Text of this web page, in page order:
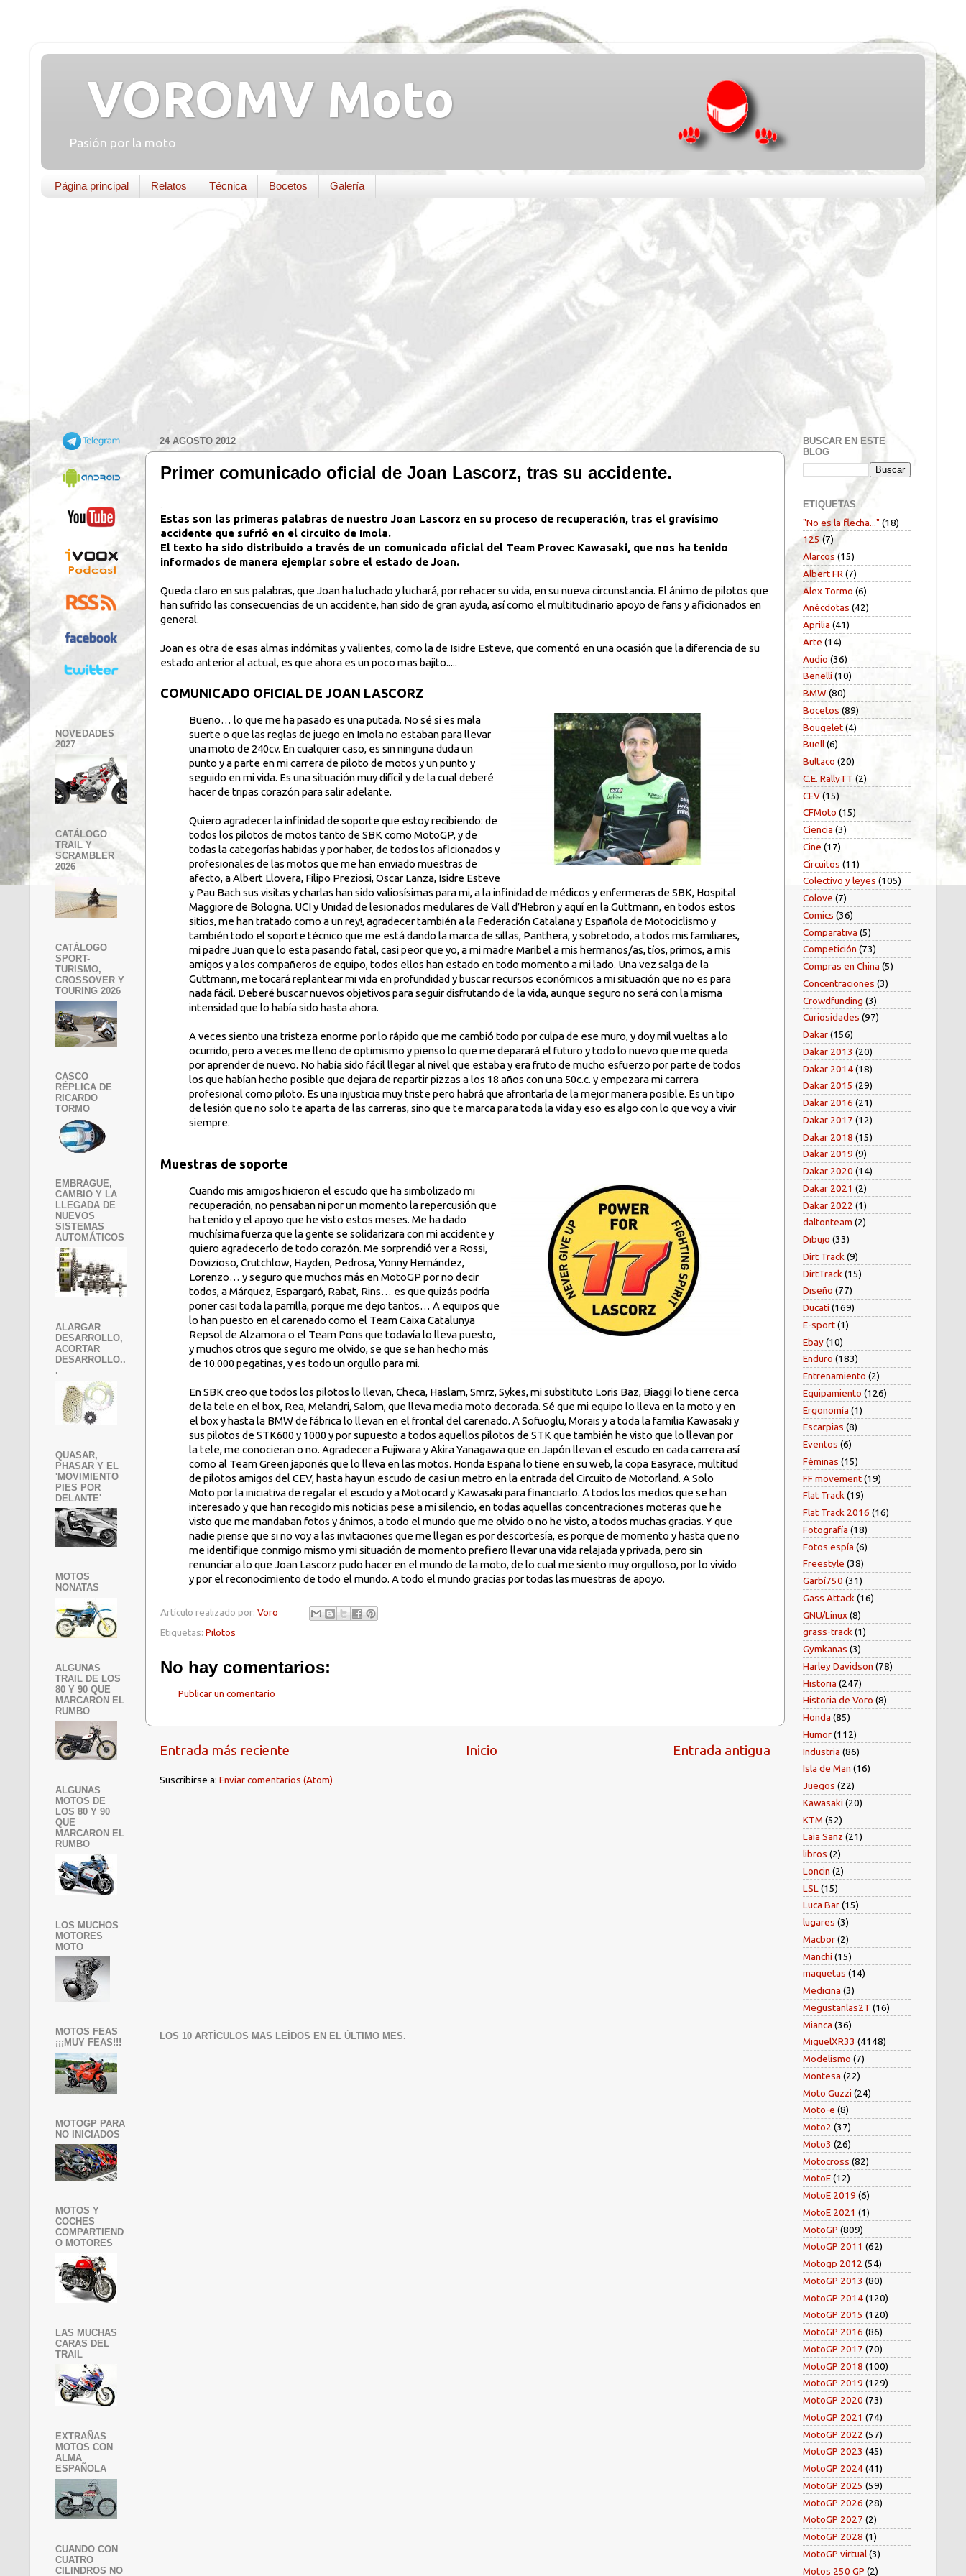
VOROMV Moto
Pasión por la moto
Página principal Relatos Técnica Bocetos Galería
24 AGOSTO 2012
Primer comunicado oficial de Joan Lascorz, tras su accidente.
Estas son las primeras palabras de nuestro Joan Lascorz en su proceso de recuperación, tras el gravísimo
accidente que sufrió en el circuito de Imola.
El texto ha sido distribuido a través de un comunicado oficial del Team Provec Kawasaki, que nos ha tenido
informados de manera ejemplar sobre el estado de Joan.
Queda claro en sus palabras, que Joan ha luchado y luchará, por rehacer su vida, en su nueva circunstancia. El ánimo de pilotos que
han sufrido las consecuencias de un accidente, han sido de gran ayuda, así como el multitudinario apoyo de fans y aficionados en
general.
Joan es otra de esas almas indómitas y valientes, como la de Isidre Esteve, que comentó en una ocasión que la diferencia de su
estado anterior al actual, es que ahora es un poco mas bajito.....
COMUNICADO OFICIAL DE JOAN LASCORZ
Bueno… lo que me ha pasado es una putada. No sé si es mala
suerte o que las reglas de juego en Imola no estaban para llevar
una moto de 240cv. En cualquier caso, es sin ninguna duda un
punto y a parte en mi carrera de piloto de motos y un punto y
seguido en mi vida. Es una situación muy difícil y de la cual deberé
hacer de tripas corazón para salir adelante.
Quiero agradecer la infinidad de soporte que estoy recibiendo: de
todos los pilotos de motos tanto de SBK como MotoGP, y de
todas la categorías habidas y por haber, de todos los aficionados y
profesionales de las motos que me han enviado muestras de
afecto, a Albert Llovera, Filipo Preziosi, Oscar Lanza, Isidre Esteve
y Pau Bach sus visitas y charlas han sido valiosísimas para mi, a la infinidad de médicos y enfermeras de SBK, Hospital
Maggiore de Bologna. UCI y Unidad de lesionados medulares de Vall d’Hebron y aquí en la Guttmann, en todos estos
sitios, me han tratado como a un rey!, agradecer también a la Federación Catalana y Española de Motociclismo y
también todo el soporte técnico que me está dando la marca de sillas, Panthera, y sobretodo, a todos mis familiares,
mi padre Juan que lo esta pasando fatal, casi peor que yo, a mi madre Maribel a mis hermanos/as, tíos, primos, a mis
amigos y a los compañeros de equipo, todos ellos han estado en todo momento a mi lado. Una vez salga de la
Guttmann, me tocará replantear mi vida en profundidad y buscar recursos económicos a mi situación que no es para
nada fácil. Deberé buscar nuevos objetivos para seguir disfrutando de la vida, aunque seguro no será con la misma
intensidad que lo había sido hasta ahora.
A veces siento una tristeza enorme por lo rápido que me cambió todo por culpa de ese muro, y doy mil vueltas a lo
ocurrido, pero a veces me lleno de optimismo y pienso lo que me deparará el futuro y todo lo nuevo que me queda
por aprender de nuevo. No había sido fácil llegar al nivel que estaba y era fruto de mucho esfuerzo por parte de todos
los que habían hecho posible que dejara de repartir pizzas a los 18 años con una 50c.c. y empezara mi carrera
profesional como piloto. Es una injusticia muy triste pero habrá que afrontarla de la mejor manera posible. Es un tipo
de lesión que no solo te aparta de las carreras, sino que te marca para toda la vida y eso es algo con lo que voy a vivir
siempre.
Muestras de soporte
Cuando mis amigos hicieron el escudo que ha simbolizado mi
recuperación, no pensaban ni por un momento la repercusión que
ha tenido y el apoyo que he visto estos meses. Me ha dado
muchísima fuerza que la gente se solidarizara con mi accidente y
quiero agradecerlo de todo corazón. Me sorprendió ver a Rossi,
Dovizioso, Crutchlow, Hayden, Pedrosa, Yonny Hernández,
Lorenzo… y seguro que muchos más en MotoGP por no decir
todos, a Márquez, Espargaró, Rabat, Rins… es que quizás podría
poner casi toda la parrilla, porque me dejo tantos… A equipos que
lo han puesto en el carenado como el Team Caixa Catalunya
Repsol de Alzamora o el Team Pons que todavía lo lleva puesto,
y muchos otros que seguro me olvido, se que se han hecho más
de 10.000 pegatinas, y es todo un orgullo para mi.
En SBK creo que todos los pilotos lo llevan, Checa, Haslam, Smrz, Sykes, mi substituto Loris Baz, Biaggi lo tiene cerca
de la tele en el box, Rea, Melandri, Salom, que lleva media moto decorada. Sé que mi equipo lo lleva en la moto y en
el box y hasta la BMW de fábrica lo llevan en el frontal del carenado. A Sofuoglu, Morais y a toda la familia Kawasaki y
sus pilotos de STK600 y 1000 y por supuesto a todos aquellos pilotos de STK que también he visto que lo llevan por
la tele, me conocieran o no. Agradecer a Fujiwara y Akira Yanagawa que en Japón llevan el escudo en cada carrera así
como al Team Green japonés que lo lleva en las motos. Honda España lo tiene en su web, la copa Easyrace, multitud
de pilotos amigos del CEV, hasta hay un escudo de casi un metro en la entrada del Circuito de Motorland. A Solo
Moto por la iniciativa de regalar el escudo y a Motocard y Kawasaki para financiarlo. A todos los medios que se han
interesado y que han recogido mis noticias pese a mi silencio, en todas aquellas concentraciones moteras que he
visto que me mandaban fotos y ánimos, a todo el mundo que me olvido o no he visto, a todos muchas gracias. Y que
nadie piense que si no voy a las invitaciones que me llegan es por descortesía, es porque de momento y hasta que no
me identifique conmigo mismo y mi situación de momento prefiero llevar una vida relajada y privada, pero sin
renunciar a lo que Joan Lascorz pudo hacer en el mundo de la moto, de lo cual me siento muy orgulloso, por lo vivido
y por el reconocimiento de todo el mundo. A todo el mundo gracias por todas las muestras de apoyo.
Artículo realizado por: Voro
Etiquetas: Pilotos
No hay comentarios:
Publicar un comentario
Entrada más reciente Entrada antigua
Inicio
Suscribirse a: Enviar comentarios (Atom)
LOS 10 ARTÍCULOS MAS LEÍDOS EN EL ÚLTIMO MES.
NOVEDADES
2027
CATÁLOGO
TRAIL Y
SCRAMBLER
2026
CATÁLOGO
SPORT-
TURISMO,
CROSSOVER Y
TOURING 2026
CASCO
RÉPLICA DE
RICARDO
TORMO
EMBRAGUE,
CAMBIO Y LA
LLEGADA DE
NUEVOS
SISTEMAS
AUTOMÁTICOS
ALARGAR
DESARROLLO,
ACORTAR
DESARROLLO..
.
QUASAR,
PHASAR Y EL
'MOVIMIENTO
PIES POR
DELANTE'
MOTOS
NONATAS
ALGUNAS
TRAIL DE LOS
80 Y 90 QUE
MARCARON EL
RUMBO
ALGUNAS
MOTOS DE
LOS 80 Y 90
QUE
MARCARON EL
RUMBO
LOS MUCHOS
MOTORES
MOTO
MOTOS FEAS
¡¡¡MUY FEAS!!!
MOTOGP PARA
NO INICIADOS
MOTOS Y
COCHES
COMPARTIEND
O MOTORES
LAS MUCHAS
CARAS DEL
TRAIL
EXTRAÑAS
MOTOS CON
ALMA
ESPAÑOLA
CUANDO CON
CUATRO
CILINDROS NO
BUSCAR EN ESTE
BLOG
ETIQUETAS
"No es la flecha..." (18)
125 (7)
Alarcos (15)
Albert FR (7)
Alex Tormo (6)
Anécdotas (42)
Aprilia (41)
Arte (14)
Audio (36)
Benelli (10)
BMW (80)
Bocetos (89)
Bougelet(4)
Buell(6)
Bultaco (20)
C.E. RallyTT (2)
CEV(15)
CFMoto (15)
Ciencia (3)
Cine (17)
Circuitos (11)
Colectivo y leyes (105)
Colove (7)
Comics (36)
Comparativa (5)
Competición (73)
Compras en China (5)
Concentraciones (3)
Crowdfunding (3)
Curiosidades (97)
Dakar(156)
Dakar 2013 (20)
Dakar 2014(18)
Dakar 2015 (29)
Dakar 2016 (21)
Dakar 2017 (12)
Dakar 2018 (15)
Dakar 2019 (9)
Dakar 2020 (14)
Dakar 2021 (2)
Dakar 2022 (1)
daltonteam (2)
Dibujo (33)
Dirt Track (9)
DirtTrack (15)
Diseño (77)
Ducati (169)
E-sport(1)
Ebay(10)
Enduro (183)
Entrenamiento (2)
Equipamiento (126)
Ergonomía (1)
Escarpias (8)
Eventos (6)
Féminas (15)
FF movement(19)
Flat Track(19)
Flat Track 2016 (16)
Fotografía (18)
Fotos espía (6)
Freestyle (38)
Garbí750 (31)
Gass Attack (16)
GNU/Linux(8)
grass-track(1)
Gymkanas (3)
Harley Davidson (78)
Historia (247)
Historia de Voro (8)
Honda (85)
Humor(112)
Industria (86)
Isla de Man (16)
Juegos (22)
Kawasaki (20)
KTM (52)
Laia Sanz (21)
libros (2)
Loncin (2)
LSL (15)
Luca Bar(15)
lugares (3)
Macbor(2)
Manchi (15)
maquetas (14)
Medicina (3)
Megustanlas2T (16)
Mianca (36)
MiguelXR33 (4148)
Modelismo (7)
Montesa (22)
Moto Guzzi (24)
Moto-e (8)
Moto2 (37)
Moto3 (26)
Motocross (82)
MotoE(12)
MotoE 2019 (6)
MotoE 2021 (1)
MotoGP (809)
MotoGP 2011 (62)
Motogp 2012 (54)
MotoGP 2013 (80)
MotoGP 2014(120)
MotoGP 2015 (120)
MotoGP 2016 (86)
MotoGP 2017 (70)
MotoGP 2018 (100)
MotoGP 2019 (129)
MotoGP 2020 (73)
MotoGP 2021 (74)
MotoGP 2022 (57)
MotoGP 2023 (45)
MotoGP 2024(41)
MotoGP 2025 (59)
MotoGP 2026 (28)
MotoGP 2027 (2)
MotoGP 2028 (1)
MotoGP virtual(3)
Motos 250 GP (2)